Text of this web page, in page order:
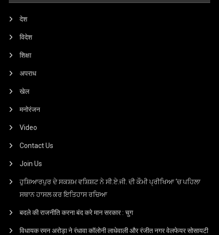
देश
विदेश
शिक्षा
अपराध
खेल
मनोरंजन
Video
Contact Us
Join Us
ਹੁਸ਼ਿਆਰਪੁਰ ਦੇ ਸਕਸ਼ਮ ਵਸ਼ਿਸ਼ਟ ਨੇ ਸੀ.ਏ.ਜੀ. ਦੀ ਕੌਮੀ ਪ੍ਰੀਖਿਆ ‘ਚ ਪਹਿਲਾ
ਸਥਾਨ ਹਾਸਲ ਕਰ ਇਤਿਹਾਸ ਰਚਿਆ
बदले की राजनीति करना बंद करे मान सरकार : चुग
विधायक रमन अरोड़ा ने रंधावा कॉलोनी लाधेवाली और रंजीत नगर वेलफेयर सोसायटी